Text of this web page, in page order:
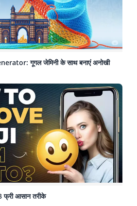
गूगल जेमिनी के साथ बनाएं अनोखी
फ्री आसान तरीके